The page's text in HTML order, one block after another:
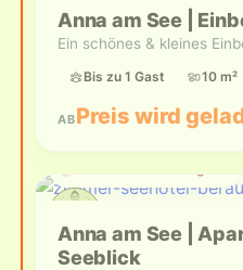
Anna am See |
Ein schönes & kleines
Bis zu 1 Gast 10 m²
ABPreis wird
Anna am See |
Seeblick